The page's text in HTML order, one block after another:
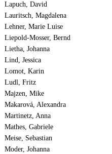
Lapuch, David
Lauritsch, Magdalena
Lehner, Marie Luise
Liepold-Mosser, Bernd
Lietha, Johanna
Lind, Jessica
Lomot, Karin
Ludl, Fritz
Majzen, Mike
Makarová, Alexandra
Martinetz, Anna
Mathes, Gabriele
Meise, Sebastian
Moder, Johanna